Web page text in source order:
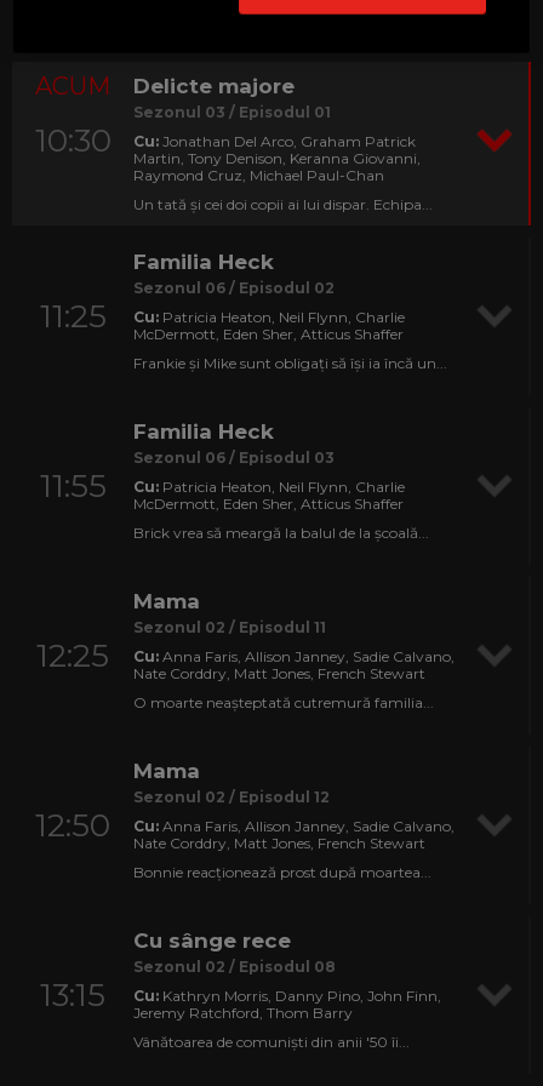
10:30
ACUM Delicte majore
Sezonul 03 / Episodul 01
Cu: Jonathan Del Arco, Graham Patrick
Martin, Tony Denison, Keranna Giovanni,
Raymond Cruz, Michael Paul-Chan
Un tată și cei doi copii ai lui dispar. Echipa...
11:25
Familia Heck
Sezonul 06 / Episodul 02
Cu: Patricia Heaton, Neil Flynn, Charlie
McDermott, Eden Sher, Atticus Shaffer
Frankie și Mike sunt obligați să își ia încă un...
11:55
Familia Heck
Sezonul 06 / Episodul 03
Cu: Patricia Heaton, Neil Flynn, Charlie
McDermott, Eden Sher, Atticus Shaffer
Brick vrea să meargă la balul de la școală...
12:25
Mama
Sezonul 02 / Episodul 11
Cu: Anna Faris, Allison Janney, Sadie Calvano,
Nate Corddry, Matt Jones, French Stewart
O moarte neașteptată cutremură familia...
12:50
Mama
Sezonul 02 / Episodul 12
Cu: Anna Faris, Allison Janney, Sadie Calvano,
Nate Corddry, Matt Jones, French Stewart
Bonnie reacționează prost după moartea...
13:15
Cu sânge rece
Sezonul 02 / Episodul 08
Cu: Kathryn Morris, Danny Pino, John Finn,
Jeremy Ratchford, Thom Barry
Vânătoarea de comuniști din anii '50 îi...